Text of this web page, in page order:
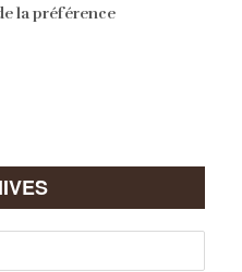
la préférence